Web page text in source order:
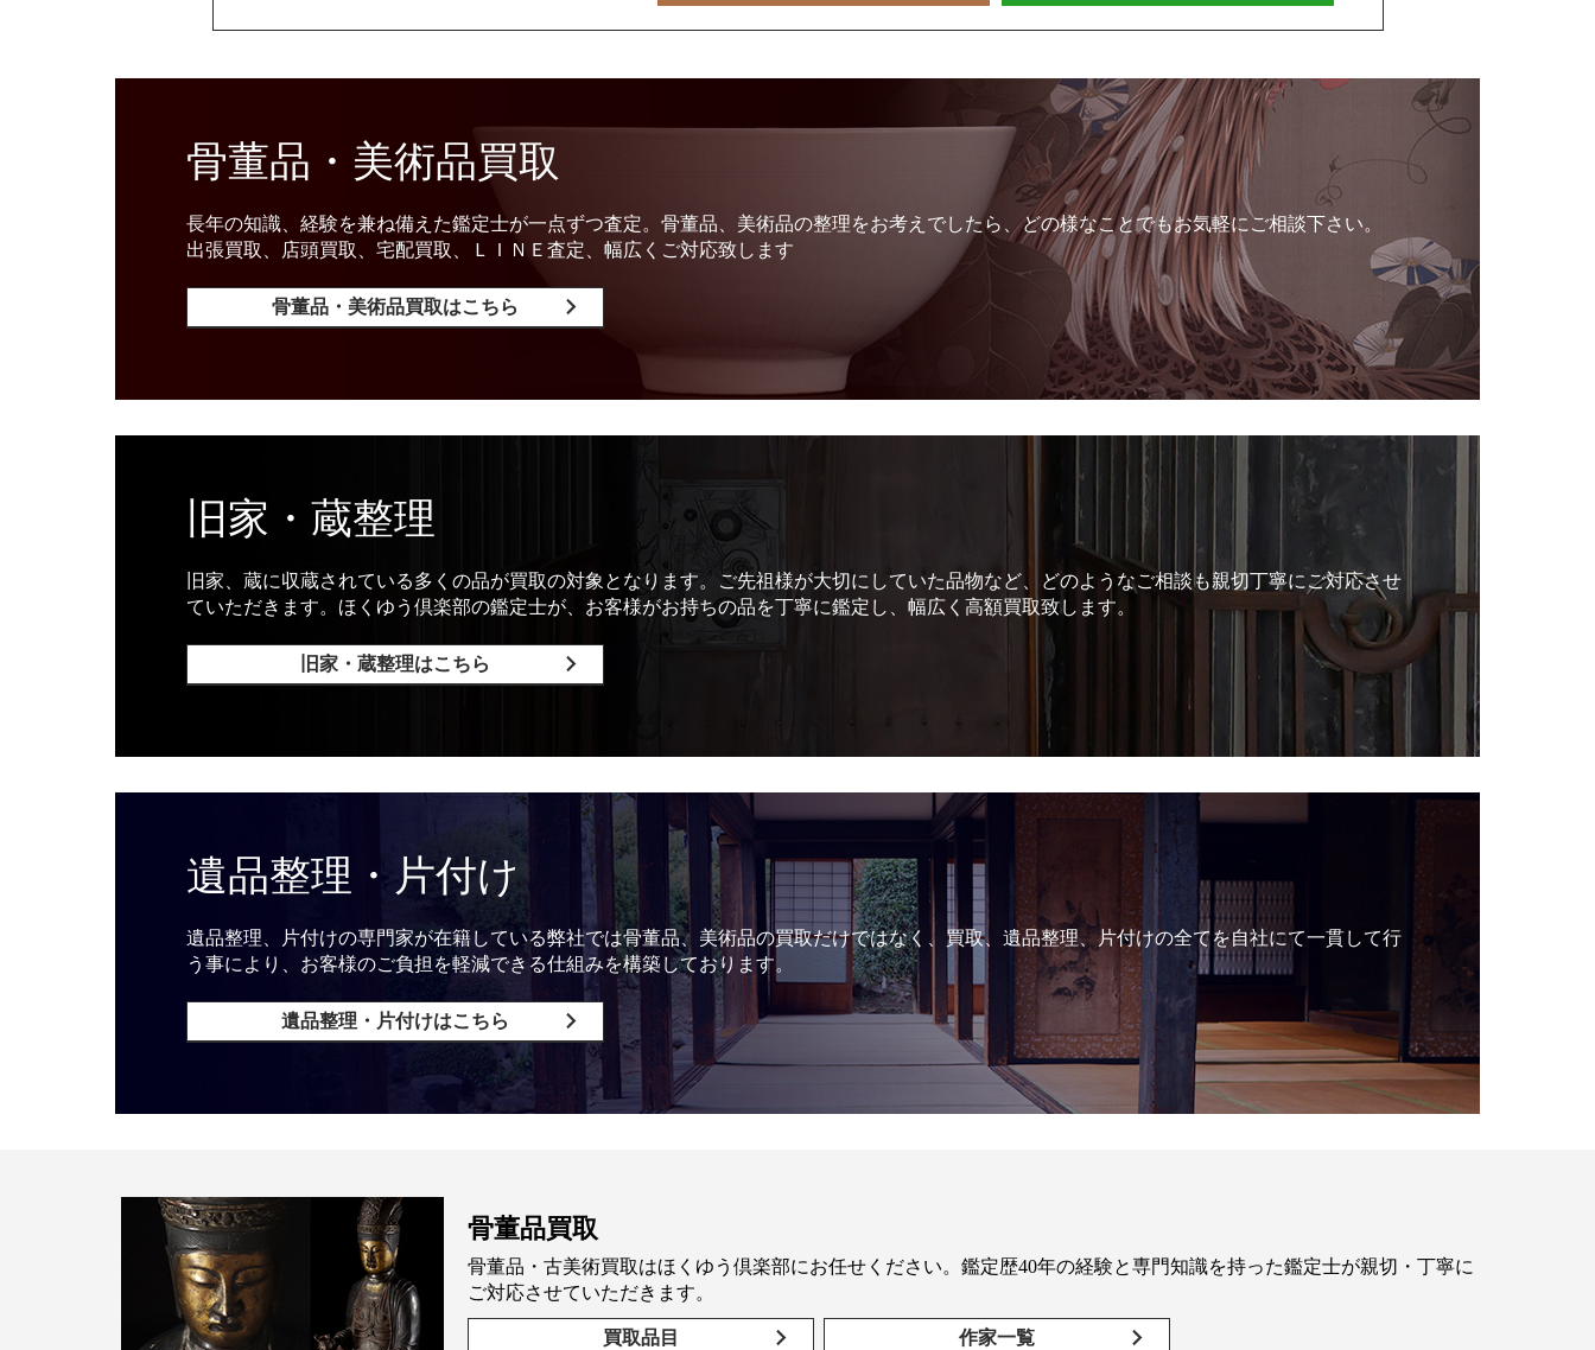
骨董品・美術品買取
長年の知識、経験を兼ね備えた鑑定士が一点ずつ査定。骨董品、美術品の整理をお考えでしたら、どの様なことでもお気軽にご相談下さい。
出張買取、店頭買取、宅配買取、ＬＩＮＥ査定、幅広くご対応致します
骨董品・美術品買取はこちら
旧家・蔵整理
旧家、蔵に収蔵されている多くの品が買取の対象となります。ご先祖様が大切にしていた品物など、どのようなご相談も親切丁寧にご対応させ
ていただきます。ほくゆう倶楽部の鑑定士が、お客様がお持ちの品を丁寧に鑑定し、幅広く高額買取致します。
旧家・蔵整理はこちら
遺品整理・片付け
遺品整理、片付けの専門家が在籍している弊社では骨董品、美術品の買取だけではなく、買取、遺品整理、片付けの全てを自社にて一貫して行
う事により、お客様のご負担を軽減できる仕組みを構築しております。
遺品整理・片付けはこちら
骨董品買取
骨董品・古美術買取はほくゆう倶楽部にお任せください。鑑定歴40年の経験と専門知識を持った鑑定士が親切・丁寧に
ご対応させていただきます。
買取品目 作家一覧